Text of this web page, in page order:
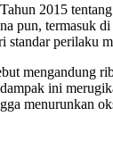
2015
pun, termasuk
standar perilaku
mengandung
ini
menurunkan